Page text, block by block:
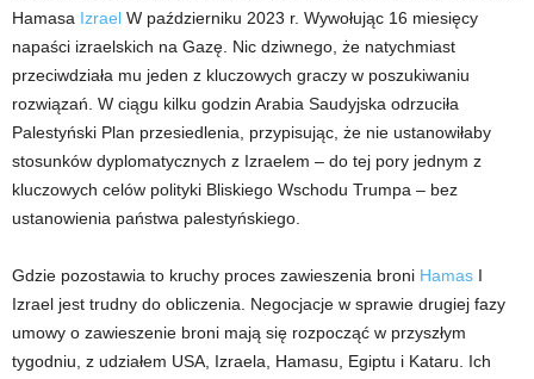
Hamasa Izrael W październiku 2023 r. Wywołując 16 miesięcy
napaści izraelskich na Gazę. Nic dziwnego, że natychmiast
przeciwdziała mu jeden z kluczowych graczy w poszukiwaniu
rozwiązań. W ciągu kilku godzin Arabia Saudyjska odrzuciła
Palestyński Plan przesiedlenia, przypisując, że nie ustanowiłaby
stosunków dyplomatycznych z Izraelem – do tej pory jednym z
kluczowych celów polityki Bliskiego Wschodu Trumpa – bez
ustanowienia państwa palestyńskiego.
Gdzie pozostawia to kruchy proces zawieszenia broni Hamas I
Izrael jest trudny do obliczenia. Negocjacje w sprawie drugiej fazy
umowy o zawieszenie broni mają się rozpocząć w przyszłym
tygodniu, z udziałem USA, Izraela, Hamasu, Egiptu i Kataru. Ich